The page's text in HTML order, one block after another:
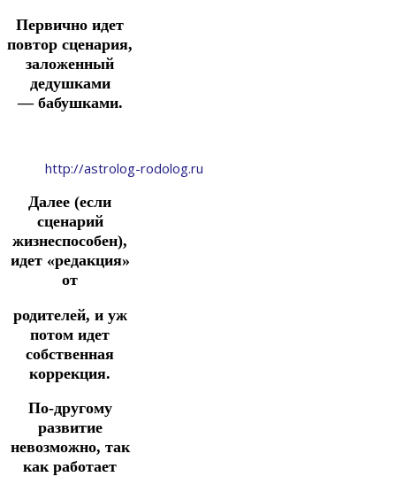
Первично идет
повтор сценария,
заложенный
дедушками
— бабушками.
http://astrolog-rodolog.ru
Далее (если
сценарий
жизнеспособен),
идет «редакция»
от
родителей, и уж
потом идет
собственная
коррекция.
По-другому
развитие
невозможно, так
как работает